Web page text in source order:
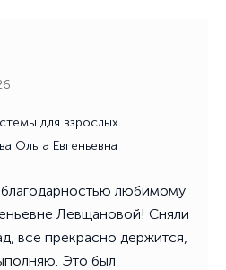
для взрослых
Ольга Евгеньевна
благодарностью любимому
Левщановой! Сняли
все прекрасно держится,
Это был